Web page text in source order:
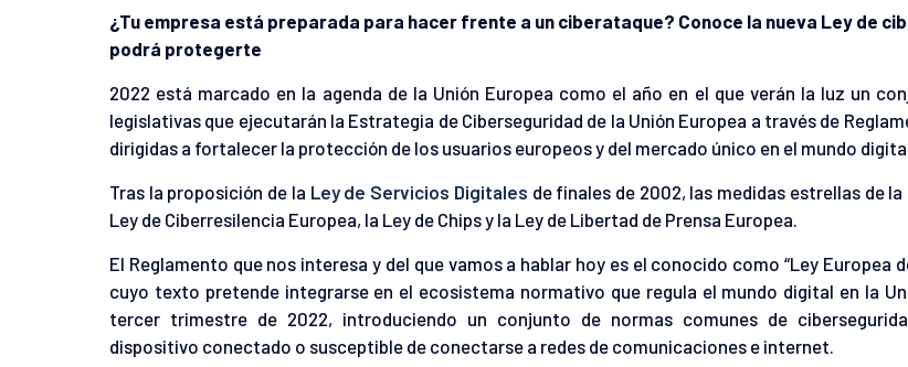
¿Tu empresa está preparada para hacer frente a un ciberataque? Conoce la nueva Ley de
podrá protegerte
2022 está marcado en la agenda de la Unión Europea como el año en el que verán la luz un
legislativas que ejecutarán la Estrategia de Ciberseguridad de la Unión Europea a través de
dirigidas a fortalecer la protección de los usuarios europeos y del mercado único en el mundo
Tras la proposición de la Ley de Servicios Digitales de finales de 2002, las medidas estrellas de
Ley de Ciberresilencia Europea, la Ley de Chips y la Ley de Libertad de Prensa Europea.
El Reglamento que nos interesa y del que vamos a hablar hoy es el conocido como “Ley Europea
cuyo texto pretende integrarse en el ecosistema normativo que regula el mundo digital en la
tercer trimestre de 2022, introduciendo un conjunto de normas comunes de
dispositivo conectado o susceptible de conectarse a redes de comunicaciones e internet.